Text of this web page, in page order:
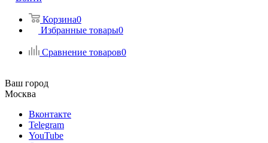
Корзина0
Избранные товары0
Сравнение товаров0
Ваш город
Москва
Вконтакте
Telegram
YouTube